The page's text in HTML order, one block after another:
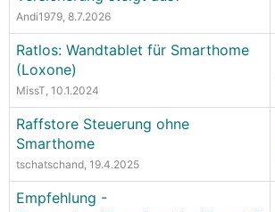
Andi1979, 8.7.2026
Ratlos: Wandtablet für Smarthome
(Loxone)
MissT, 10.1.2024
Raffstore Steuerung ohne
Smarthome
tschatschand, 19.4.2025
Empfehlung -